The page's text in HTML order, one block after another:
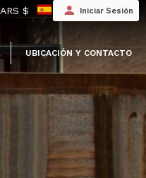
UBICACIÓN Y CONTACTO
ARS $ Iniciar Sesión